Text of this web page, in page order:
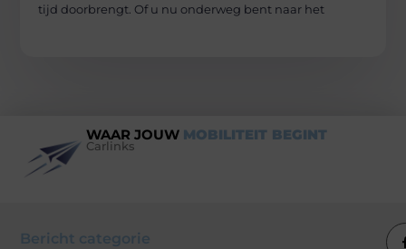
tijd doorbrengt. Of u nu onderweg bent naar het
WAAR JOUW MOBILITEIT BEGINT
Carlinks
Bericht categorie